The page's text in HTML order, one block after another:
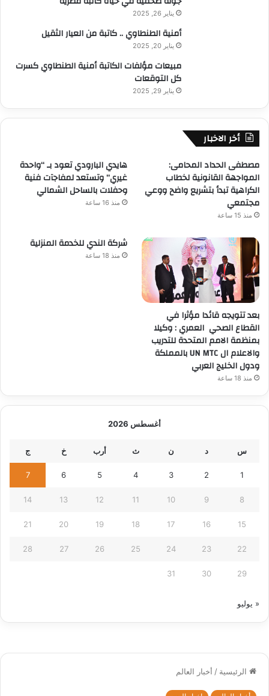
يناير 26, 2025
أمنية الطنطاوي .. كاتبة من العيار الثقيل
يناير 20, 2025
مبيعات مؤلفات الكاتبة أمنية الطنطاوي كسرت
كل التوقعات
يناير 29, 2025
أخر الاخبار
مصطفى الحداد المحامى:
المواجهة القانونية لخطاب
الكراهية تبدأ بتشريع واضح ووعي
مجتمعي
منذ 15 ساعة
هايدي البارودي تعود بـ “واحدة
غيري” وتستعد لمفاجآت فنية
وحفلات بالساحل الشمالي
منذ 16 ساعة
بعد تتويجه قائدا مؤثرا في
القطاع الصحي العمري : وكيلا
بمنظمة الامم المتحدة للتدريب
والاعلام ال UN MTC بالمملكة
ودول الخليج العربي
منذ 18 ساعة
شركة الندي للخدمة المنزلية
منذ 18 ساعة
أغسطس 2026
س د ن ث أرب خ ج
1
2
3
4
5
6
7
8
9
10
11
12
13
14
15
16
17
18
19
20
21
22
23
24
25
26
27
28
29
30
31
« يوليو